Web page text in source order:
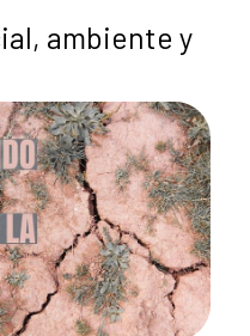
ambiente y